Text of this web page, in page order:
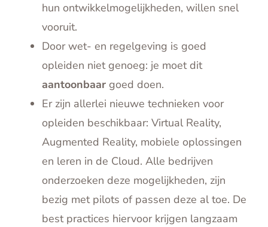
hun ontwikkelmogelijkheden, willen snel
vooruit.
Door wet- en regelgeving is goed
opleiden niet genoeg: je moet dit
aantoonbaar goed doen.
Er zijn allerlei nieuwe technieken voor
opleiden beschikbaar: Virtual Reality,
Augmented Reality, mobiele oplossingen
en leren in de Cloud. Alle bedrijven
onderzoeken deze mogelijkheden, zijn
bezig met pilots of passen deze al toe. De
best practices hiervoor krijgen langzaam